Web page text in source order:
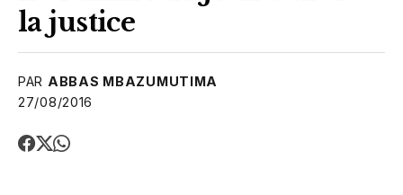
la justice
PAR ABBAS MBAZUMUTIMA
27/08/2016